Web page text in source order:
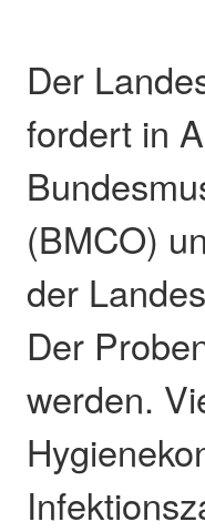
Der
fordert in
(BMCO)
der
Der
werden.